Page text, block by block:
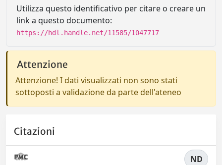
Utilizza questo identificativo per citare o creare un
link a questo documento:
https://hdl.handle.net/11585/1047717
Attenzione
Attenzione! I dati visualizzati non sono stati
sottoposti a validazione da parte dell'ateneo
Citazioni
ND